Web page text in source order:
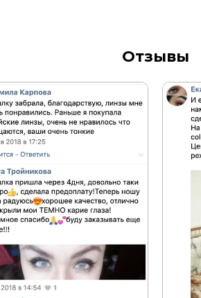
Отзывы